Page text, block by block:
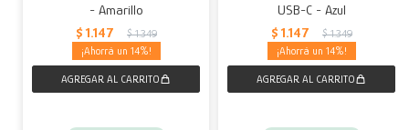
- Amarillo
$ 1.147 $ 1.349
14
USB-C - Azul
$ 1.147 $ 1.349
14